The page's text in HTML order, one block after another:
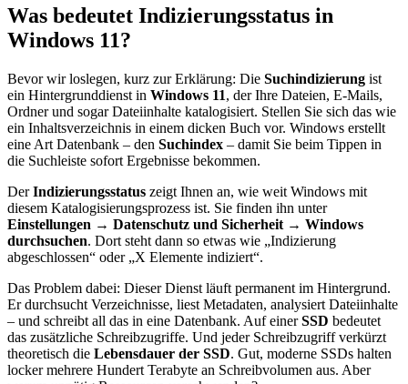
Was bedeutet Indizierungsstatus in
Windows 11?
Bevor wir loslegen, kurz zur Erklärung: Die Suchindizierung ist
ein Hintergrunddienst in Windows 11, der Ihre Dateien, E-Mails,
Ordner und sogar Dateiinhalte katalogisiert. Stellen Sie sich das wie
ein Inhaltsverzeichnis in einem dicken Buch vor. Windows erstellt
eine Art Datenbank – den Suchindex – damit Sie beim Tippen in
die Suchleiste sofort Ergebnisse bekommen.
DerIndizierungsstatus zeigt Ihnen an, wie weit Windows mit
diesem Katalogisierungsprozess ist. Sie finden ihn unter
Einstellungen → Datenschutz und Sicherheit → Windows
durchsuchen. Dort steht dann so etwas wie „Indizierung
abgeschlossen“ oder „X Elemente indiziert“.
Das Problem dabei: Dieser Dienst läuft permanent im Hintergrund.
Er durchsucht Verzeichnisse, liest Metadaten, analysiert Dateiinhalte
– und schreibt all das in eine Datenbank. Auf einerSSD bedeutet
das zusätzliche Schreibzugriffe. Und jeder Schreibzugriff verkürzt
theoretisch die Lebensdauer der SSD. Gut, moderne SSDs halten
locker mehrere Hundert Terabyte an Schreibvolumen aus. Aber